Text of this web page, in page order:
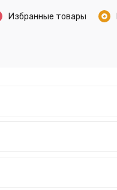
Избранные товары